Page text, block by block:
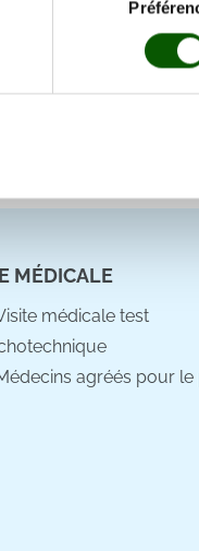
modifier ou retirer
MÉDICALE
médicale test
agréés pour le